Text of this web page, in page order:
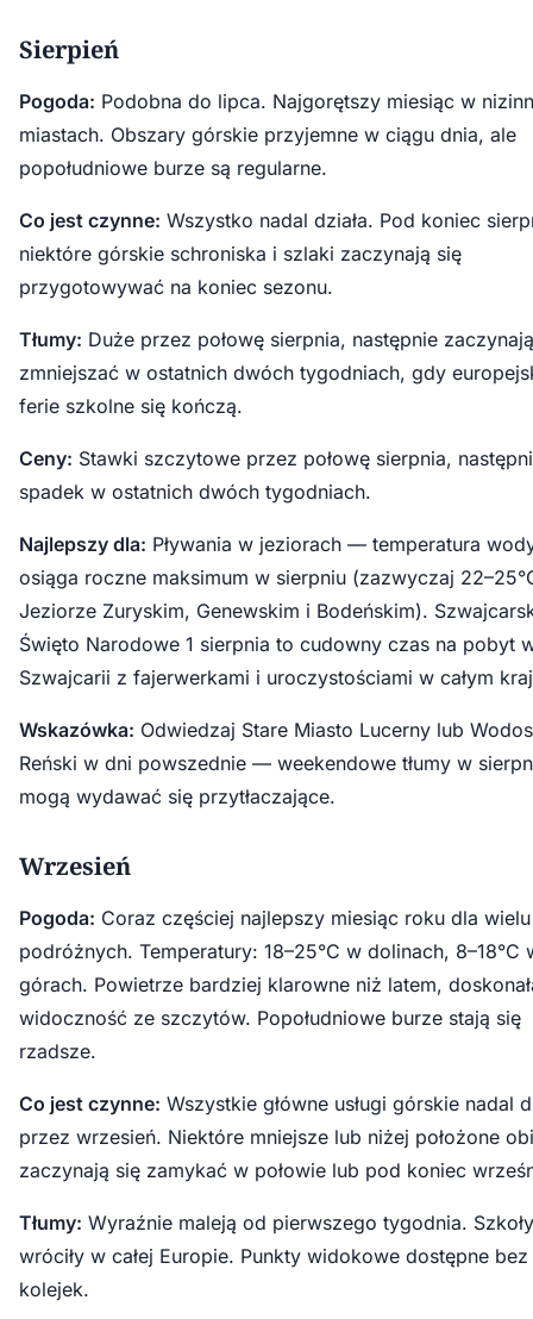
Sierpień
Pogoda: Podobna do lipca. Najgorętszy miesiąc w
miastach. Obszary górskie przyjemne w ciągu dnia, ale
popołudniowe burze są regularne.
Co jest czynne: Wszystko nadal działa. Pod koniec
niektóre górskie schroniska i szlaki zaczynają się
przygotowywać na koniec sezonu.
Tłumy: Duże przez połowę sierpnia, następnie
zmniejszać w ostatnich dwóch tygodniach, gdy
ferie szkolne się kończą.
Ceny: Stawki szczytowe przez połowę sierpnia,
spadek w ostatnich dwóch tygodniach.
Najlepszy dla: Pływania w jeziorach — temperatura
osiąga roczne maksimum w sierpniu (zazwyczaj
Jeziorze Zuryskim, Genewskim i Bodeńskim).
Święto Narodowe 1 sierpnia to cudowny czas na pobyt
Szwajcarii z fajerwerkami i uroczystościami w całym
Wskazówka: Odwiedzaj Stare Miasto Lucerny lub
Reński w dni powszednie — weekendowe tłumy w
mogą wydawać się przytłaczające.
Wrzesień
Pogoda: Coraz częściej najlepszy miesiąc roku dla wielu
podróżnych. Temperatury: 18–25°C w dolinach, 8–18°C
górach. Powietrze bardziej klarowne niż latem,
widoczność ze szczytów. Popołudniowe burze stają się
rzadsze.
Co jest czynne: Wszystkie główne usługi górskie nadal
przez wrzesień. Niektóre mniejsze lub niżej położone
zaczynają się zamykać w połowie lub pod koniec
Tłumy: Wyraźnie maleją od pierwszego tygodnia. Szkoły
wróciły w całej Europie. Punkty widokowe dostępne bez
kolejek.